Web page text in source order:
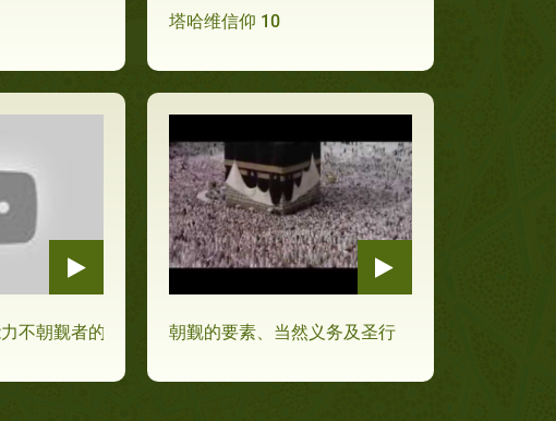
塔哈维信仰 10
不朝觐者的警告 朝觐的要素、当然义务及圣行